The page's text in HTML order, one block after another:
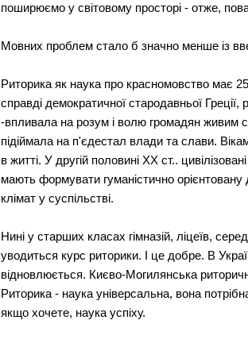
поширюємо у світовому просторі - отже,
Мовних проблем стало б значно менше із
Риторика як наука про красномовство має
справді демократичної стародавньої
-впливала на розум і волю громадян живим
підіймала на п'єдестал влади та слави.
в житті. У другій половині XX ст..
мають формувати гуманістично
клімат у суспільстві.
Нині у старших класах гімназій, ліцеїв,
уводиться курс риторики. І це добре. В
відновлюється. Києво-Могилянська
Риторика - наука універсальна, вона
якщо хочете, наука успіху.